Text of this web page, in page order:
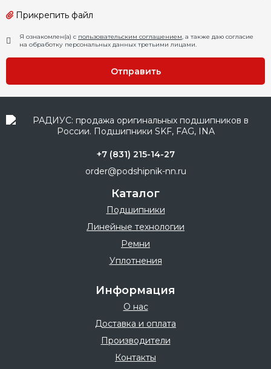
Прикрепить файл
Я ознакомлен(а) с пользовательским соглашением, а также даю согласие
на обработку персональных данных третьими лицами.
Отправить
+7 (831) 215-14-27
order@podshipnik-nn.ru
Каталог
Подшипники
Линейные технологии
Ремни
Уплотнения
Информация
О нас
Доставка и оплата
Производители
Контакты